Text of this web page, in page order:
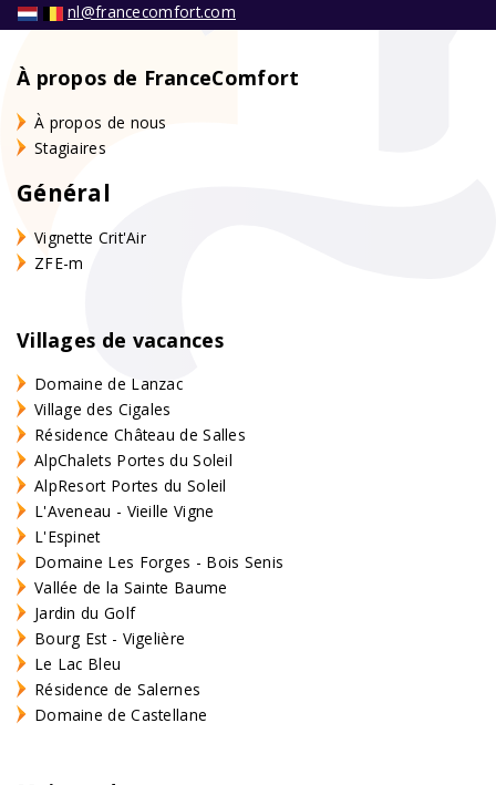
nl@francecomfort.com
À propos de FranceComfort
À propos de nous
Stagiaires
Général
Vignette Crit'Air
ZFE-m
Villages de vacances
Domaine de Lanzac
Village des Cigales
Résidence Château de Salles
AlpChalets Portes du Soleil
AlpResort Portes du Soleil
L'Aveneau - Vieille Vigne
L'Espinet
Domaine Les Forges - Bois Senis
Vallée de la Sainte Baume
Jardin du Golf
Bourg Est - Vigelière
Le Lac Bleu
Résidence de Salernes
Domaine de Castellane